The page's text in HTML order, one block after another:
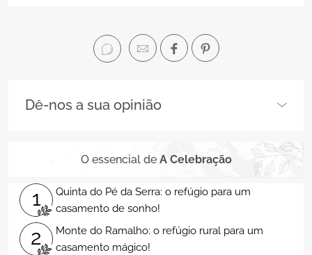
Dê-nos a sua opinião
O essencial de A Celebração
1
Quinta do Pé da Serra: o refúgio para um
casamento de sonho!
2
Monte do Ramalho: o refúgio rural para um
casamento mágico!